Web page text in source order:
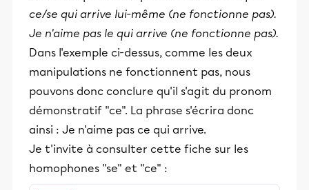
ce/se qui arrive lui-même (ne fonctionne pas).
Je n'aime pas le qui arrive (ne fonctionne pas).
Dans l'exemple ci-dessus, comme les deux
manipulations ne fonctionnent pas, nous
pouvons donc conclure qu'il s'agit du pronom
démonstratif "ce". La phrase s'écrira donc
ainsi : Je n'aime pas ce qui arrive.
Je t'invite à consulter cette fiche sur les
homophones "se" et "ce" :